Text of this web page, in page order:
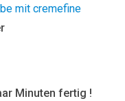
Minuten fertig !